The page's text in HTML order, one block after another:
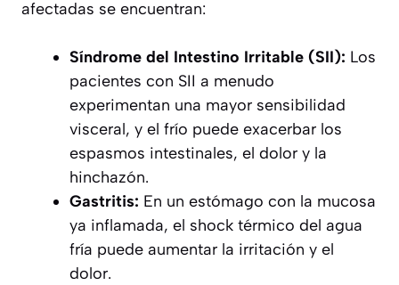
afectadas se encuentran:
Síndrome del Intestino Irritable (SII): Los
pacientes con SII a menudo
experimentan una mayor sensibilidad
visceral, y el frío puede exacerbar los
espasmos intestinales, el dolor y la
hinchazón.
Gastritis: En un estómago con la mucosa
ya inflamada, el shock térmico del agua
fría puede aumentar la irritación y el
dolor.